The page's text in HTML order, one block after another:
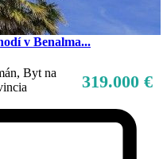
v Benalma...
319.000 €
Byt na